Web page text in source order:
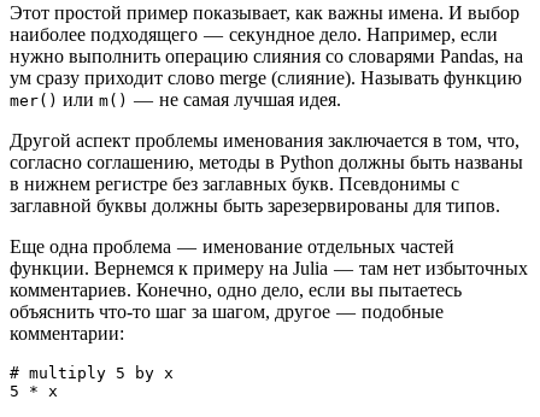
Этот простой пример показывает, как важны имена. И выбор
наиболее подходящего — секундное дело. Например, если
нужно выполнить операцию слияния со словарями Pandas, на
ум сразу приходит слово merge (слияние). Называть функцию
mer() или m() — не самая лучшая идея.
Другой аспект проблемы именования заключается в том, что,
согласно соглашению, методы в Python должны быть названы
в нижнем регистре без заглавных букв. Псевдонимы с
заглавной буквы должны быть зарезервированы для типов.
Еще одна проблема — именование отдельных частей
функции. Вернемся к примеру на Julia — там нет избыточных
комментариев. Конечно, одно дело, если вы пытаетесь
объяснить что-то шаг за шагом, другое — подобные
комментарии:
# multiply 5 by x
5 * x